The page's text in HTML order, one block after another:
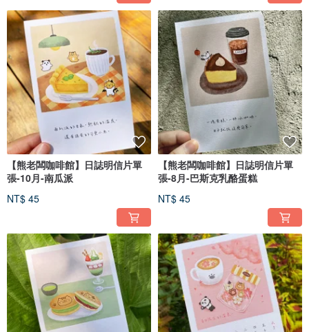
【熊老闆咖啡館】日誌明信片單
張-10月-南瓜派
NT$ 45
【熊老闆咖啡館】日誌明信片單
張-8月-巴斯克乳酪蛋糕
NT$ 45